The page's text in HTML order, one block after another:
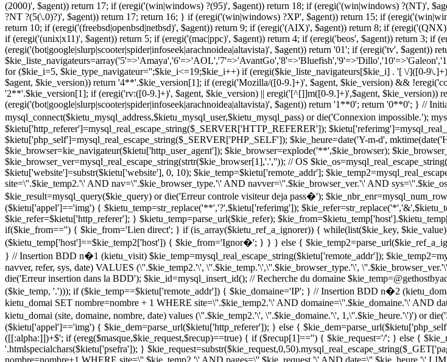
(2000)', $agent)) return 17; if (eregi('(win|windows) ?(95)', $agent)) return 18; if (eregi('(win|windows) ?(NT)',
?NT ?(5(\.0)?)', $agent)) return 17; return 16; } if (eregi('(win|windows) ?XP', $agent)) return 15; if
return 10; if (eregi('(freebsd|openbsd|netbsd)', $agent)) return 9; if (eregi('(AIX)', $agent)) return 8; if
if (eregi('(unix|x11)', $agent)) return 5; if (eregi('(mac|ppc)', $agent)) return 4; if (eregi('beos', $agent)) return 3; if
(eregi('(bot|google|slurp|scooter|spider|infoseek|arachnoidea|altavista)', $agent)) return '01'; if (eregi('tv', $agent))
for ($kie_i=5, $kie_type_navigateur='';$kie_i<=19;$kie_i++) if (eregi($kie_liste_navigateurs[$kie_i] . '[ \/]([0-
$agent, $kie_version)) return '4**'.$kie_version[1]; if (eregi('Mozilla/([0-9.]+)', $agent, $kie_version) &&
'2**'.$kie_version[1]; if (eregi('rv:([0-9.]+)', $agent, $kie_version) || eregi('[^[]]m([0-9.]+)',$agent,
(eregi('(bot|google|slurp|scooter|spider|infoseek|arachnoidea|altavista)', $agent)) return '1**0'; return '0**0'; } //
mysql_connect($kietu_mysql_address,$kietu_mysql_user,$kietu_mysql_pass) or die('Connexion impossible.');
$kietu['http_referer']=mysql_real_escape_string($_SERVER['HTTP_REFERER']);
$kietu['php_self']=mysql_real_escape_string($_SERVER['PHP_SELF']); $kie_heure=date('Y-m-d',
$kie_browser=kie_navigateur($kietu['http_user_agent']); $kie_browser=explode('**',$kie_browser);
$kie_browser_ver=mysql_real_escape_string(strtr($kie_browser[1],'.','')); // OS
$kietu['website']=substr($kietu['website'], 0, 10); $kie_temp=$kietu['remote_addr'];
site=\''.$kie_temp2.'\' AND nav=\''.$kie_browser_type.'\' AND navver=\''.$kie_browser_ver.'\' AND
$kie_result=mysql_query($kie_query) or die('Erreur controle visiteur deja pass�');
($kietu['appel']=='img') { $kietu_temp=str_replace('**','?',$kietu['referimg']);
$kie_refer=$kietu['http_referer']; } $kietu_temp=parse_url($kie_refer);
if($kie_from=='') { $kie_from='Lien direct'; } if (is_array($kietu_ref_a_ignorer)) { while(list($kie_key,
($kietu_temp['host']==$kie_temp2['host']) { $kie_from='Ignor�'; } } } else {
} // Insertion BDD n�1 (kietu_visit) $kie_temp=mysql_real_escape_string($kietu['remote_addr']);
navver, refer, sys, date) VALUES (\''.$kie_temp2.'\', \''.$kie_temp.'\',\''.$kie_browser_type.'\',
die('Erreur insertion dans la BDD'); $kie_id=mysql_insert_id(); // Recherche du domaine
($kie_temp, '.'))); if ($kie_temp==$kietu['remote_addr']) { $kie_domaine='IP'; } // Insertion BDD n�2
kietu_domai SET nombre=nombre + 1 WHERE site=\''.$kie_temp2.'\' AND domaine=\''.$kie_domaine.'\'
kietu_domai (site, domaine, nombre, date) values (\''.$kie_temp2.'\', \''.$kie_domaine.'\', 1,\''.$kie_heure.'\')') or
($kietu['appel']=='img') { $kie_dem=parse_url($kietu['http_referer']); } else {
([[:alpha:]])+$'; if (ereg($masque,$kie_request,$recup)==true) { if ($recup[1]=='') { $kie_request='/'; } else {
'.htmlspecialchars($kietu['psefra']); }
nombre=nombre+1 WHERE site=\''.$kie_temp2.'\' AND pages=\''.$kie_request.'\' AND date=\''.$kie_heure.'\'